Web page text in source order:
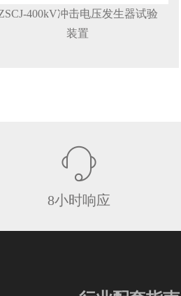
400kV冲击电压发生器试验
装置
8小时响应